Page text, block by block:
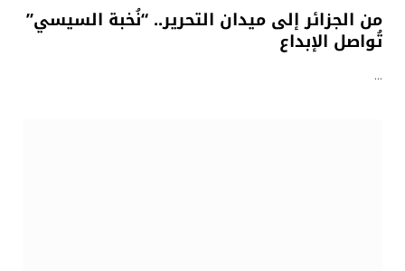
من الجزائر إلى ميدان التحرير.. “نُخبة السيسي”
تُواصل الإبداع
…